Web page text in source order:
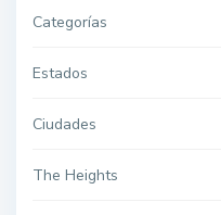
Categorías
Estados
Ciudades
The Heights
e
H
g
s
,
r
s